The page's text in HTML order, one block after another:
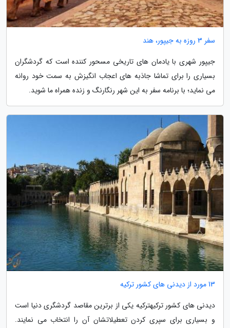
سفر 3 روزه به جیپور، هند
جیپور شهری با یادمان های تاریخی مسحور کننده است که گردشگران
بسیاری را برای تماشا جاذبه های اعجاب انگیزش به سمت خود روانه
می نماید؛ با برنامه سفر به این شهر رنگارنگ و زنده همراه ما شوید.
13 مورد از دیدنی های کشور ترکیه
دیدنی های کشور ترکیهترکیه یکی از برترین مقاصد گردشگری دنیا است
و بسیاری برای سپری کردن تعطیلاتشان آن را انتخاب می نمایند.